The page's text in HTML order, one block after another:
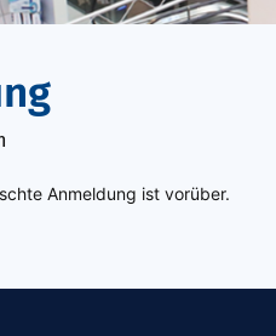
Anmeldung ist vorüber.